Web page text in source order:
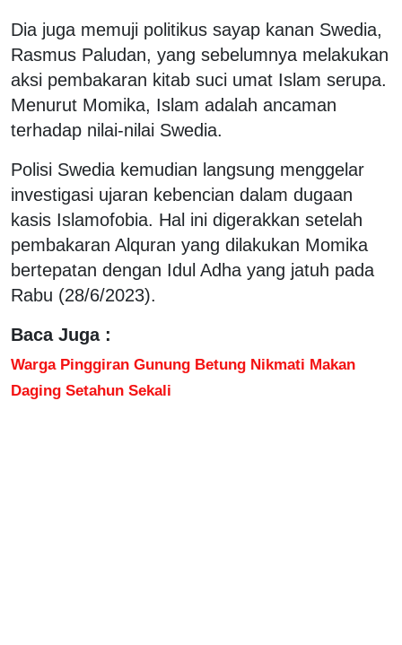
Dia juga memuji politikus sayap kanan Swedia,
Rasmus Paludan, yang sebelumnya melakukan
aksi pembakaran kitab suci umat Islam serupa.
Menurut Momika, Islam adalah ancaman
terhadap nilai-nilai Swedia.
Polisi Swedia kemudian langsung menggelar
investigasi ujaran kebencian dalam dugaan
kasis Islamofobia. Hal ini digerakkan setelah
pembakaran Alquran yang dilakukan Momika
bertepatan dengan Idul Adha yang jatuh pada
Rabu (28/6/2023).
Baca Juga :
Warga Pinggiran Gunung Betung Nikmati Makan
Daging Setahun Sekali